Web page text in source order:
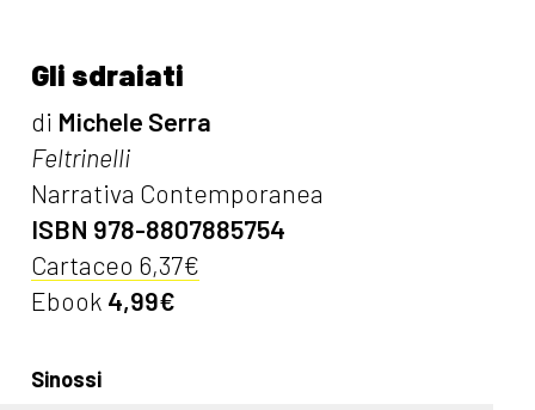
Gli sdraiati
di Michele Serra
Feltrinelli
Narrativa Contemporanea
ISBN 978-8807885754
Cartaceo 6,37€
Ebook 4,99€
Sinossi